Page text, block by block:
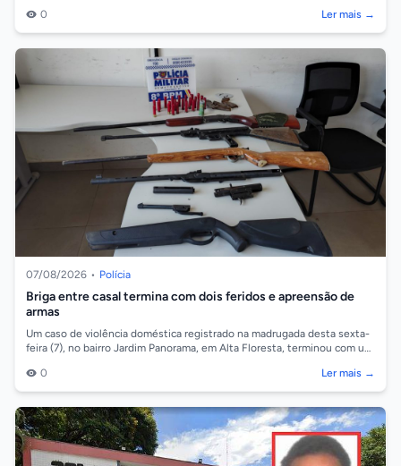
0
Ler mais →
07/08/2026 • Polícia
Briga entre casal termina com dois feridos e apreensão de
armas
Um caso de violência doméstica registrado na madrugada desta sexta-
feira (7), no bairro Jardim Panorama, em Alta Floresta, terminou com um
0
Ler mais →